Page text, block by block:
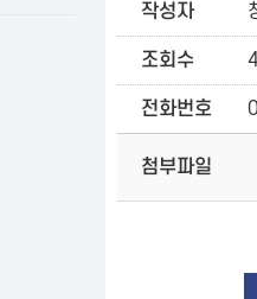
작성자
조회수
전화번호
첨부파일